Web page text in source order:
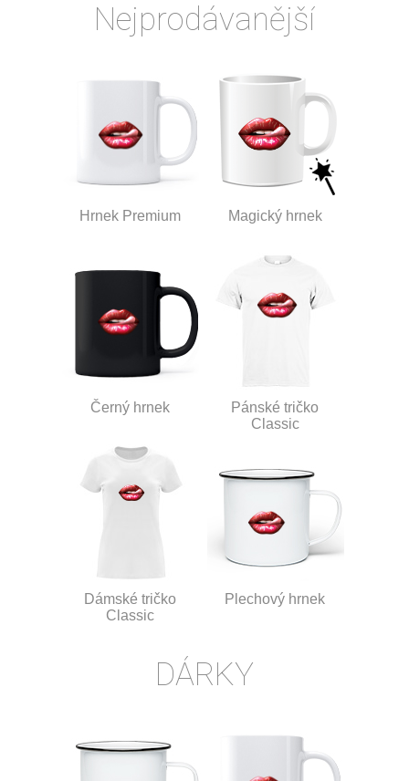
Nejprodávanější
Hrnek Premium Magický hrnek
Černý hrnek
Pánské tričko
Classic
Dámské tričko
Classic
Plechový hrnek
DÁRKY